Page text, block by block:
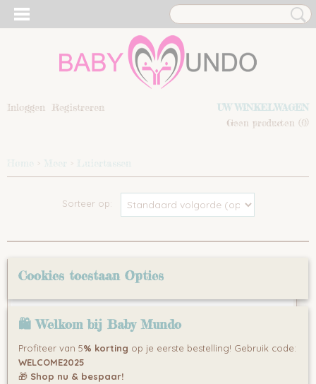
Inloggen Registreren
UW WINKELWAGEN
Geen producten (0)
Home > Meer > Luiertassen
Sorteer op:
Cookies toestaan Opties
🛍 Welkom bij Baby Mundo
Profiteer van 5% korting op je eerste bestelling! Gebruik code:
WELCOME2025
🎁 Shop nu & bespaar!